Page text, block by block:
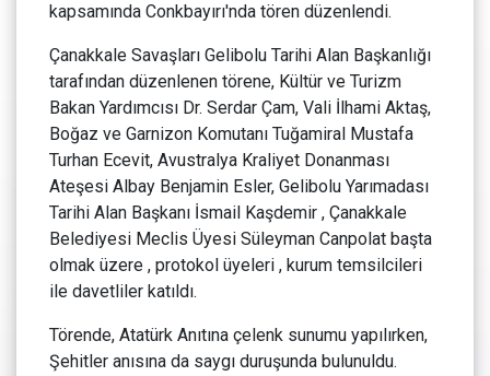
kapsamında Conkbayırı'nda tören düzenlendi.
Çanakkale Savaşları Gelibolu Tarihi Alan Başkanlığı
tarafından düzenlenen törene, Kültür ve Turizm
Bakan Yardımcısı Dr. Serdar Çam, Vali İlhami Aktaş,
Boğaz ve Garnizon Komutanı Tuğamiral Mustafa
Turhan Ecevit, Avustralya Kraliyet Donanması
Ateşesi Albay Benjamin Esler, Gelibolu Yarımadası
Tarihi Alan Başkanı İsmail Kaşdemir , Çanakkale
Belediyesi Meclis Üyesi Süleyman Canpolat başta
olmak üzere , protokol üyeleri , kurum temsilcileri
ile davetliler katıldı.
Törende, Atatürk Anıtına çelenk sunumu yapılırken,
Şehitler anısına da saygı duruşunda bulunuldu.